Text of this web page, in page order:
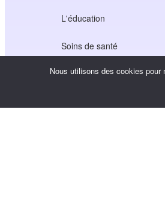
L'éducation
Soins de santé
Économie des créateurs
Nous utilisons des cookies